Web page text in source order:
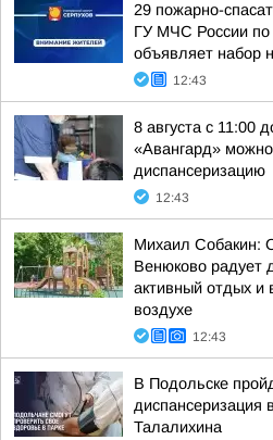
29 пожарно-
ГУ МЧС России по
объявляет набор
12:43
8 августа с 11:00
«Авангард»
диспансеризацию
12:43
Михаил Собакин:
Венюково радует
активный отдых и
воздухе
12:43
В Подольске
диспансеризация
Талалихина